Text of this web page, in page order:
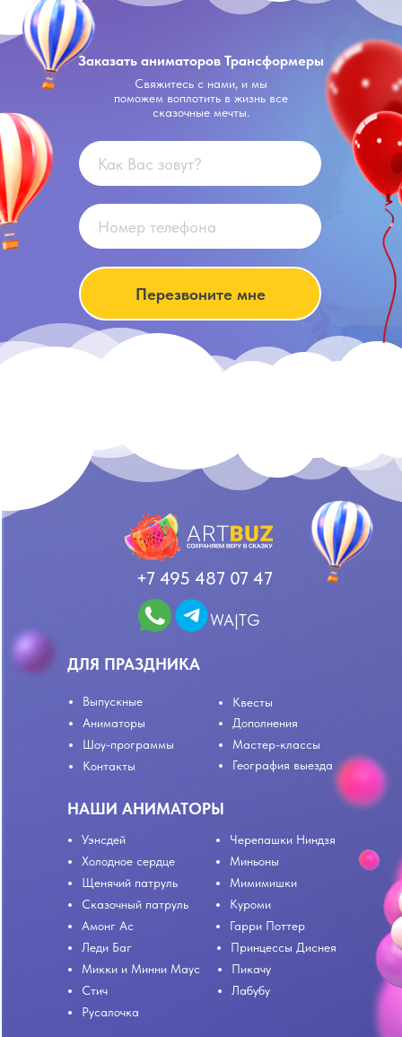
Заказать аниматоров Трансформеры
Свяжитесь с нами, и мы
поможем воплотить в жизнь все
сказочные мечты.
Перезвоните мне
НАШИ АНИМАТОРЫ
Уэнсдей
Холодное сердце
Щенячий патруль
Сказочный патруль
Амонг Ас
Стич
Черепашки Ниндзя
Миньоны
Мимимишки
Куроми
Гарри Поттер
Русалочка
Лабубу
Принцессы Диснея
Леди Баг
Микки и Минни Маус
+7 495 487 07 47
Пикачу
ДЛЯ ПРАЗДНИКА
Аниматоры
Шоу-программы
Квесты
Мастер-классы
Дополнения
WA|TG
Контакты География выезда
Выпускные